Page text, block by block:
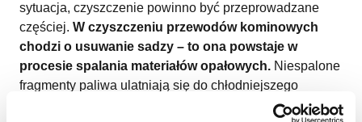
sytuacja, czyszczenie powinno być przeprowadzane
częściej. W czyszczeniu przewodów kominowych
chodzi o usuwanie sadzy – to ona powstaje w
procesie spalania materiałów opałowych. Niespalone
fragmenty paliwa ulatniają się do chłodniejszego
fragmentu ognia, a następnie wypalają w pełni. Tak